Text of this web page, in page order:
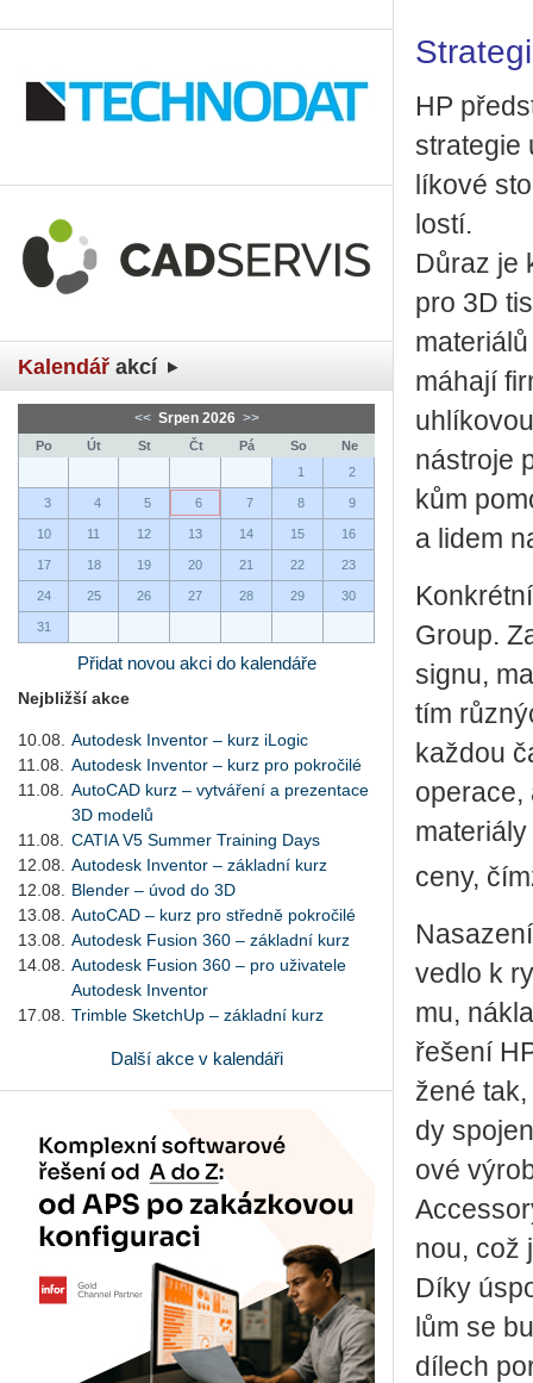
Kalendář akcí
<< Srpen 2026 >>
Po Út St Čt Pá So
Ne
1
2
3 4 5 6 7 8 9
10 11 12 13 14 15 16
17 18 19 20 21 22 23
24 25 26 27 28 29 30
31
Přidat novou akci do kalendáře
Nejbližší akce
10.08.
Autodesk Inventor – kurz iLogic
11.08.
Autodesk Inventor – kurz pro pokročilé
11.08.
AutoCAD kurz – vytváření a prezentace
3D modelů
11.08.
CATIA V5 Summer Training Days
12.08.
Autodesk Inventor – základní kurz
12.08.
Blender – úvod do 3D
13.08.
AutoCAD – kurz pro středně pokročilé
13.08.
Autodesk Fusion 360 – základní kurz
14.08.
Autodesk Fusion 360 – pro uživatele
Autodesk Inventor
17.08.
Trimble SketchUp – základní kurz
Další akce v kalendáři
HP
stra­te­gie
lí­ko­vé
los­tí.
Důraz je
pro 3D
má­ha­jí
ná­stro­je
kům
a lidem
Group.
sig­nu,
tím
kaž­dou
ope­ra­ce,
ceny,
vedlo k
mu,
ře­še­ní
že­né
dy
o­vé
nou, což
Díky
lům se
dí­lech